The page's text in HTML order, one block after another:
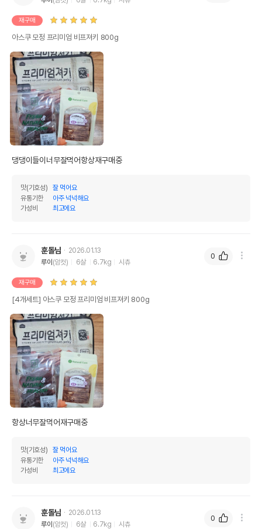
제조자,수입품의 경우
수입자를 함께 표기
AS책임자와 전화번호
전화번호
유통기한
재구매
아스쿠 모정 프리미엄 비프져키 800g
댕댕이들이너무잘먹어항상재구매중
맛(기호성)
잘 먹어요
유통기한
아주 넉넉해요
가성비
최고에요
훈돌님
2026.01.13
루이 (암컷) 6살 6.7kg 시츄
재구매
[4개세트] 아스쿠 모정 프리미엄 비프져키 800g
항상너무잘먹어재구매중
맛(기호성)
잘 먹어요
유통기한
아주 넉넉해요
가성비
최고에요
0
훈돌님
2026.01.13
루이(암컷) 6살 6.7kg 시츄
0